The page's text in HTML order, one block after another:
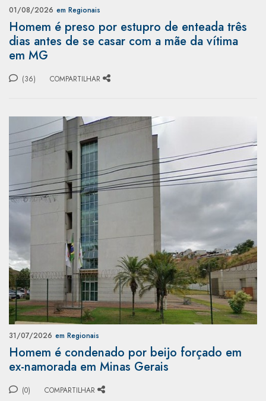
01/08/2026 em Regionais
Homem é preso por estupro de enteada três
dias antes de se casar com a mãe da vítima
em MG
(36) COMPARTILHAR
31/07/2026 em Regionais
Homem é condenado por beijo forçado em
ex-namorada em Minas Gerais
(0) COMPARTILHAR